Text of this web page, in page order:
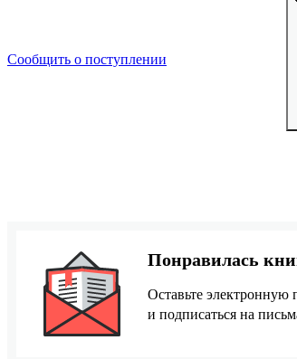
Сообщить о поступлении
Понравилась
Оставьте электронную
и подписаться на